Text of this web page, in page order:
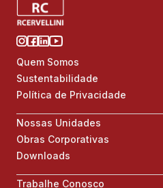
Quem Somos
Sustentabilidade
Política de Privacidade
Nossas Unidades
Obras Corporativas
Downloads
Trabalhe Conosco